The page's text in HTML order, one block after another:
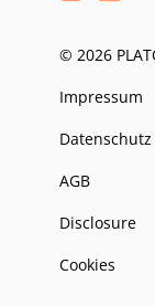
© 2026
Impressum
Datenschutz
AGB
Disclosure
Cookies